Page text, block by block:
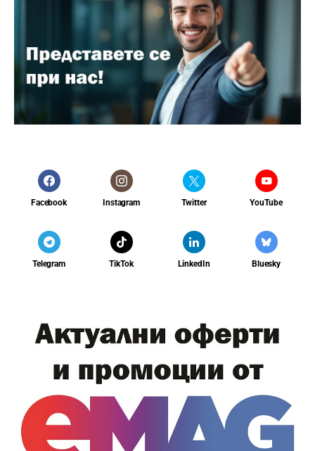
Facebook Instagram Twitter YouTube
Telegram TikTok LinkedIn Bluesky